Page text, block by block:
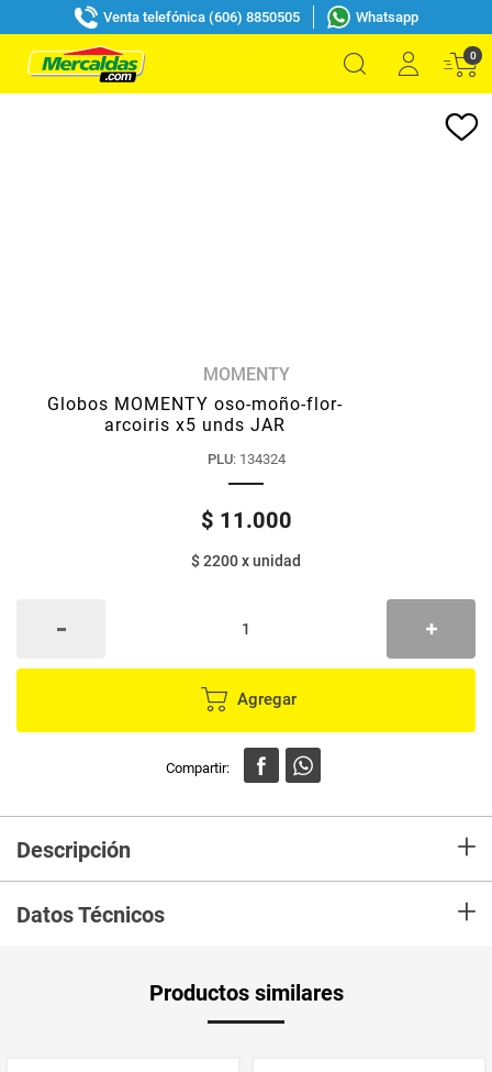
Venta telefónica (606) 8850505 Whatsapp
0
MOMENTY
Globos MOMENTY oso-moño-flor-
arcoiris x5 unds JAR
PLU: 134324
$ 11.000
$ 2200xunidad
Agregar
Descripción +
Datos Técnicos +
Productos similares